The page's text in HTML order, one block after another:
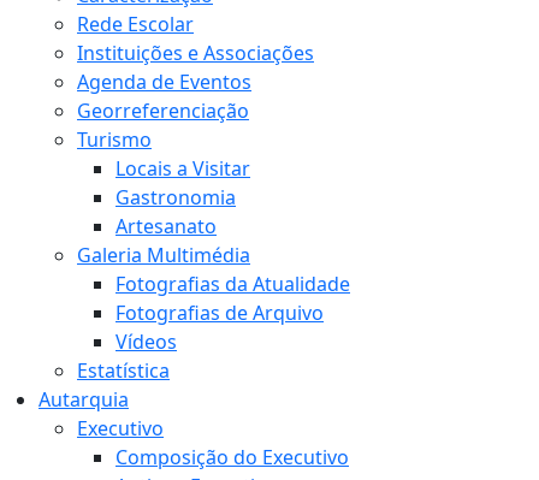
Rede Escolar
Instituições e Associações
Agenda de Eventos
Georreferenciação
Turismo
Locais a Visitar
Gastronomia
Artesanato
Galeria Multimédia
Fotografias da Atualidade
Fotografias de Arquivo
Vídeos
Estatística
Autarquia
Executivo
Composição do Executivo